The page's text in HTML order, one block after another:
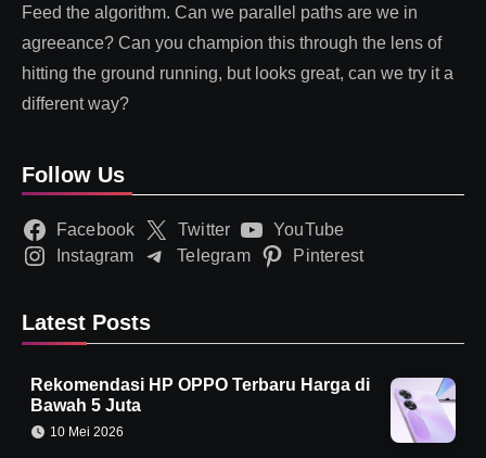
Feed the algorithm. Can we parallel paths are we in
agreeance? Can you champion this through the lens of
hitting the ground running, but looks great, can we try it a
different way?
Follow Us
Facebook Twitter
YouTube
Instagram
Telegram Pinterest
Latest Posts
Rekomendasi HP OPPO Terbaru Harga di
Bawah 5 Juta
10 Mei 2026